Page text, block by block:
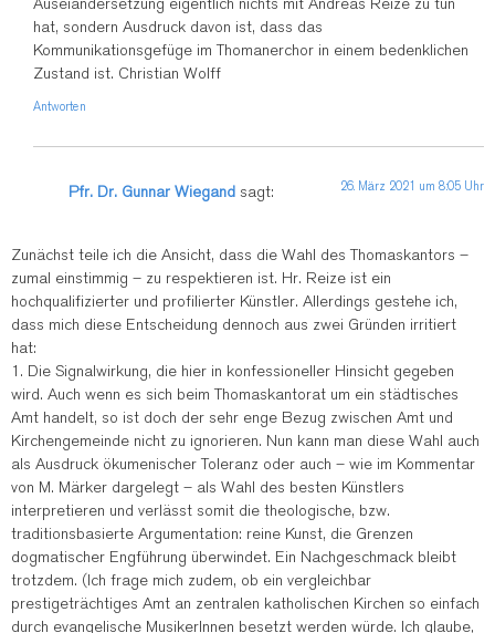
Auseiandersetzung eigentlich nichts mit Andreas Reize zu tun
hat, sondern Ausdruck davon ist, dass das
Kommunikationsgefüge im Thomanerchor in einem bedenklichen
Zustand ist. Christian Wolff
Antworten
Pfr. Dr. Gunnar Wiegand sagt: 26. März 2021 um 8:05 Uhr
Zunächst teile ich die Ansicht, dass die Wahl des Thomaskantors –
zumal einstimmig – zu respektieren ist. Hr. Reize ist ein
hochqualifizierter und profilierter Künstler. Allerdings gestehe ich,
dass mich diese Entscheidung dennoch aus zwei Gründen irritiert
hat:
1. Die Signalwirkung, die hier in konfessioneller Hinsicht gegeben
wird. Auch wenn es sich beim Thomaskantorat um ein städtisches
Amt handelt, so ist doch der sehr enge Bezug zwischen Amt und
Kirchengemeinde nicht zu ignorieren. Nun kann man diese Wahl auch
als Ausdruck ökumenischer Toleranz oder auch – wie im Kommentar
von M. Märker dargelegt – als Wahl des besten Künstlers
interpretieren und verlässt somit die theologische, bzw.
traditionsbasierte Argumentation: reine Kunst, die Grenzen
dogmatischer Engführung überwindet. Ein Nachgeschmack bleibt
trotzdem. (Ich frage mich zudem, ob ein vergleichbar
prestigeträchtiges Amt an zentralen katholischen Kirchen so einfach
durch evangelische MusikerInnen besetzt werden würde. Ich glaube,